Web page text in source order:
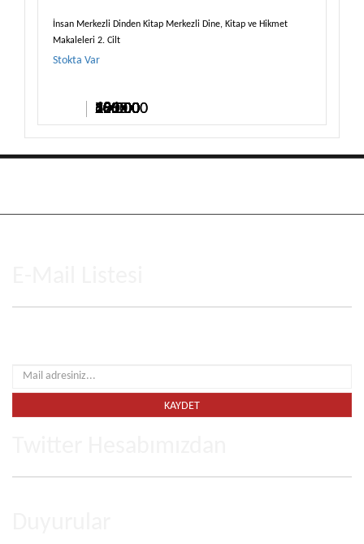
18.00
500.00
200.00
200.00
180.00
200.00
500.00
299.00
18.00
200.00
700.00
200.00
1065.00
1200.00
25.00
50.00
600.00
280.00
30.00
İnsan Merkezli Dinden Kitap Merkezli Dine, Kitap ve Hikmet
Makaleleri 2. Cilt
600.00
Hesabım Siparişlerim Banka Hesaplarımız Site Güvenliği
Fırsatlardan ve gelişmelerden haberdar olmak için e-mail listemize katılın